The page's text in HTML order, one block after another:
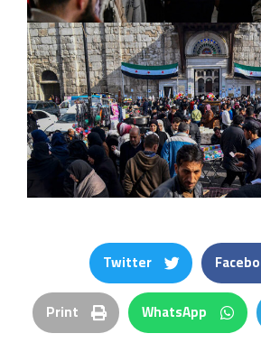
Twitter
WhatsApp
Print